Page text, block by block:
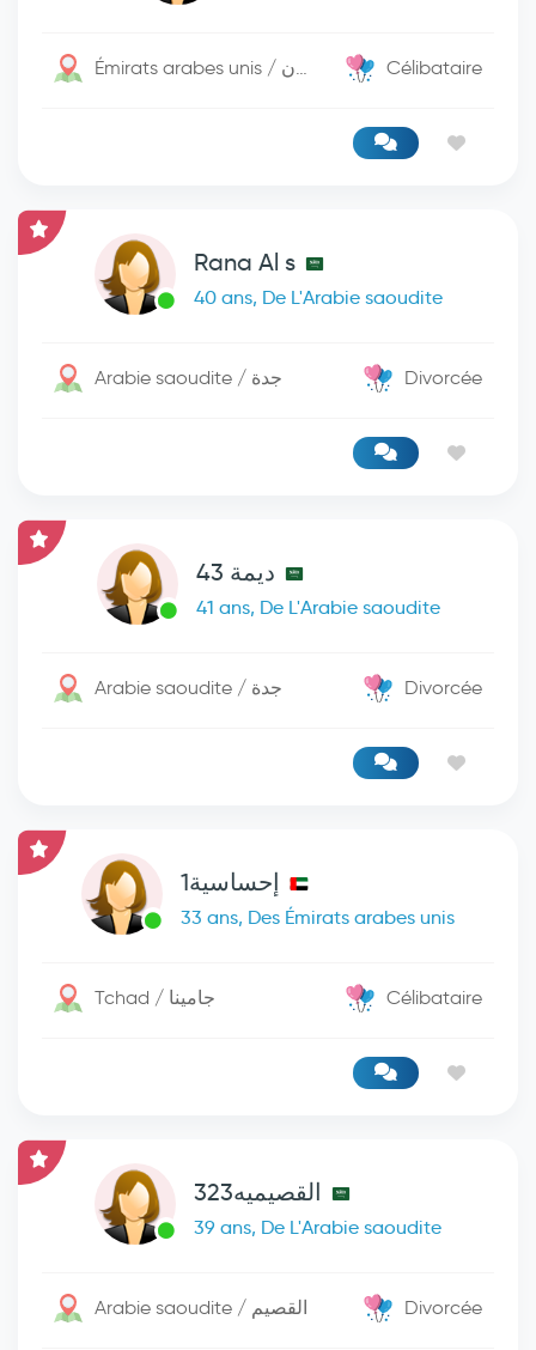
Émirats arabes unis / عجمان Célibataire
Rana Al s
40 ans, De L'Arabie saoudite
Arabie saoudite / جدة Divorcée
ديمة 43
41 ans, De L'Arabie saoudite
Arabie saoudite / جدة Divorcée
إحساسية1
33 ans, Des Émirats arabes unis
Tchad / جامينا Célibataire
القصيميه323
39 ans, De L'Arabie saoudite
Arabie saoudite / القصيم Divorcée